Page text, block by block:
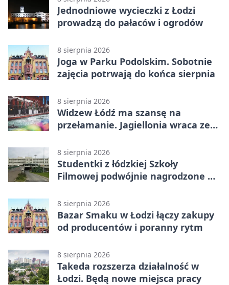
Jednodniowe wycieczki z Łodzi
prowadzą do pałaców i ogrodów
8 sierpnia 2026
Joga w Parku Podolskim. Sobotnie
zajęcia potrwają do końca sierpnia
8 sierpnia 2026
Widzew Łódź ma szansę na
przełamanie. Jagiellonia wraca ze
8 sierpnia 2026
Studentki z łódzkiej Szkoły
Filmowej podwójnie nagrodzone na
8 sierpnia 2026
Bazar Smaku w Łodzi łączy zakupy
od producentów i poranny rytm
8 sierpnia 2026
Takeda rozszerza działalność w
Łodzi. Będą nowe miejsca pracy